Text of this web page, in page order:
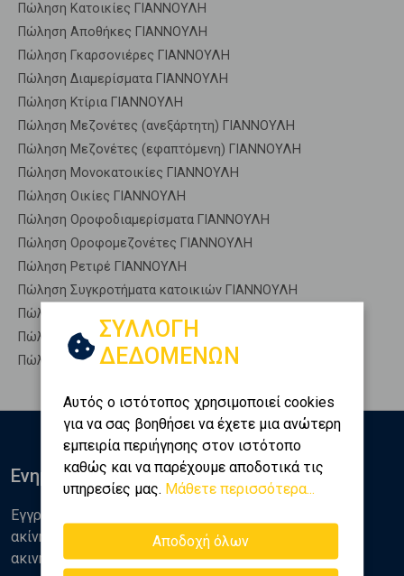
Πώληση Κατοικίες ΓΙΑΝΝΟΥΛΗ
Πώληση Αποθήκες ΓΙΑΝΝΟΥΛΗ
Πώληση Γκαρσονιέρες ΓΙΑΝΝΟΥΛΗ
Πώληση Διαμερίσματα ΓΙΑΝΝΟΥΛΗ
Πώληση Κτίρια ΓΙΑΝΝΟΥΛΗ
Πώληση Μεζονέτες (ανεξάρτητη) ΓΙΑΝΝΟΥΛΗ
Πώληση Μεζονέτες (εφαπτόμενη) ΓΙΑΝΝΟΥΛΗ
Πώληση Μονοκατοικίες ΓΙΑΝΝΟΥΛΗ
Πώληση Οικίες ΓΙΑΝΝΟΥΛΗ
Πώληση Οροφοδιαμερίσματα ΓΙΑΝΝΟΥΛΗ
Πώληση Οροφομεζονέτες ΓΙΑΝΝΟΥΛΗ
Πώληση Ρετιρέ ΓΙΑΝΝΟΥΛΗ
Πώληση Συγκροτήματα κατοικιών ΓΙΑΝΝΟΥΛΗ
Πώληση Υπόγεια ΓΙΑΝΝΟΥΛΗ
Πώληση Υπόσκαφα ΓΙΑΝΝΟΥΛΗ
Πώληση Υπολ. υψουν ΓΙΑΝΝΟΥΛΗ
ΣΥΛΛΟΓΗ
ΔΕΔΟΜΕΝΩΝ
Αυτός ο ιστότοπος χρησιμοποιεί cookies
για να σας βοηθήσει να έχετε μια ανώτερη
εμπειρία περιήγησης στον ιστότοπο
καθώς και να παρέχουμε αποδοτικά τις
υπηρεσίες μας. Μάθετε περισσότερα...
Αποδοχή όλων
Ενημερωθείτε
Εγγραφείτε στο newsletter της Golden Home για νέα
ακίνητα, αναλύσεις και διάφορα θέματα της αγοράς
ακινήτων